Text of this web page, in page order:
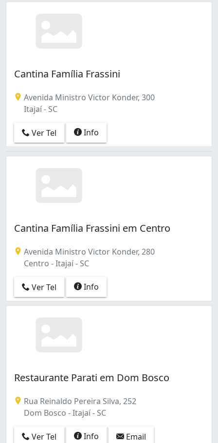
Cantina Família Frassini
Avenida Ministro Victor Konder, 300
Itajaí - SC
Ver Tel Info
Cantina Família Frassini em Centro
Avenida Ministro Victor Konder, 280
Centro - Itajaí - SC
Ver Tel Info
Restaurante Parati em Dom Bosco
Rua Reinaldo Pereira Silva, 252
Dom Bosco - Itajaí - SC
Ver Tel Info Email